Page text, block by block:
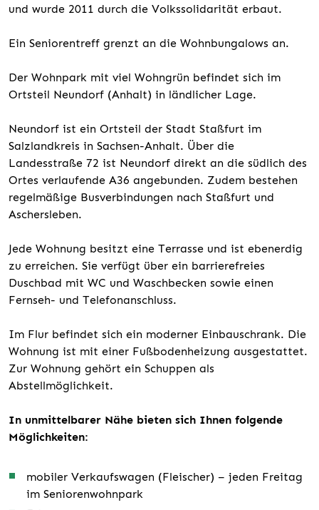
und wurde 2011 durch die Volkssolidarität erbaut.
Ein Seniorentreff grenzt an die Wohnbungalows an.
Der Wohnpark mit viel Wohngrün befindet sich im
Ortsteil Neundorf (Anhalt) in ländlicher Lage.
Neundorf ist ein Ortsteil der Stadt Staßfurt im
Salzlandkreis in Sachsen-Anhalt. Über die
Landesstraße 72 ist Neundorf direkt an die südlich des
Ortes verlaufende A36 angebunden. Zudem bestehen
regelmäßige Busverbindungen nach Staßfurt und
Aschersleben.
Jede Wohnung besitzt eine Terrasse und ist ebenerdig
zu erreichen. Sie verfügt über ein barrierefreies
Duschbad mit WC und Waschbecken sowie einen
Fernseh- und Telefonanschluss.
Im Flur befindet sich ein moderner Einbauschrank. Die
Wohnung ist mit einer Fußbodenheizung ausgestattet.
Zur Wohnung gehört ein Schuppen als
Abstellmöglichkeit.
In unmittelbarer Nähe bieten sich Ihnen folgende
Möglichkeiten:
mobiler Verkaufswagen (Fleischer) – jeden Freitag
im Seniorenwohnpark